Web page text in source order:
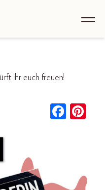
ihr euch freuen!